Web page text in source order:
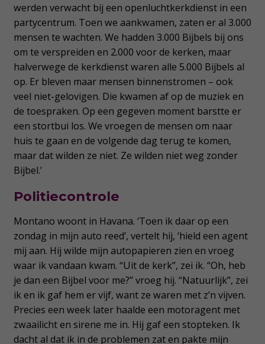
werden verwacht bij een openluchtkerkdienst in een
partycentrum. Toen we aankwamen, zaten er al 3.000
mensen te wachten. We hadden 3.000 Bijbels bij ons
om te verspreiden en 2.000 voor de kerken, maar
halverwege de kerkdienst waren alle 5.000 Bijbels al
op. Er bleven maar mensen binnenstromen – ook
veel niet-gelovigen. Die kwamen af op de muziek en
de toespraken. Op een gegeven moment barstte er
een stortbui los. We vroegen de mensen om naar
huis te gaan en de volgende dag terug te komen,
maar dat wilden ze niet. Ze wilden niet weg zonder
Bijbel.’
Politiecontrole
Montano woont in Havana. ‘Toen ik daar op een
zondag in mijn auto reed’, vertelt hij, ‘hield een agent
mij aan. Hij wilde mijn autopapieren zien en vroeg
waar ik vandaan kwam. “Uit de kerk”, zei ik. “Oh, heb
je dan een Bijbel voor me?” vroeg hij. “Natuurlijk”, zei
ik en ik gaf hem er vijf, want ze waren met z’n vijven.
Precies een week later haalde een motoragent met
zwaailicht en sirene me in. Hij gaf een stopteken. Ik
dacht al dat ik in de problemen zat en pakte mijn